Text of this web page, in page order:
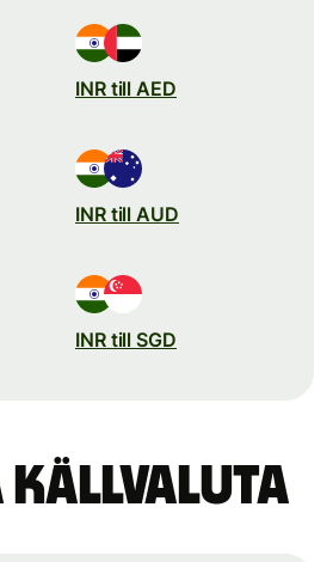
INR till AED
INR till AUD
INR till SGD
källvaluta